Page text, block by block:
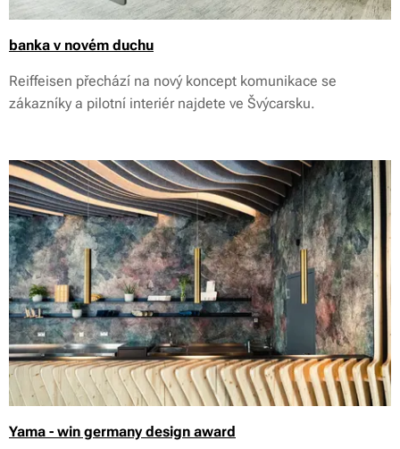
banka v novém duchu
Reiffeisen přechází na nový koncept komunikace se
zákazníky a pilotní interiér najdete ve Švýcarsku.
Yama - win germany design award